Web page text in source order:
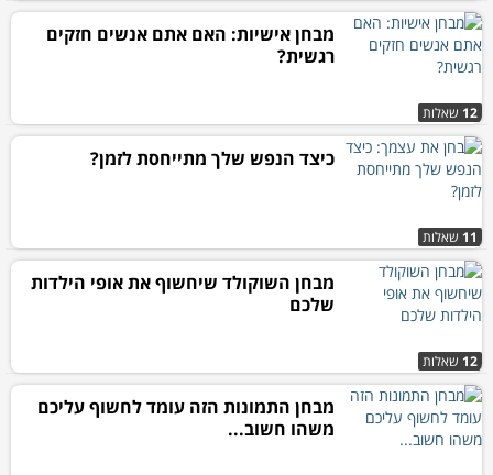
12 שאלות
מבחן אישיות: האם אתם אנשים חזקים
רגשית?
11 שאלות
כיצד הנפש שלך מתייחסת לזמן?
12 שאלות
מבחן השוקולד שיחשוף את אופי הילדות
שלכם
מבחן התמונות הזה עומד לחשוף עליכם
משהו חשוב...